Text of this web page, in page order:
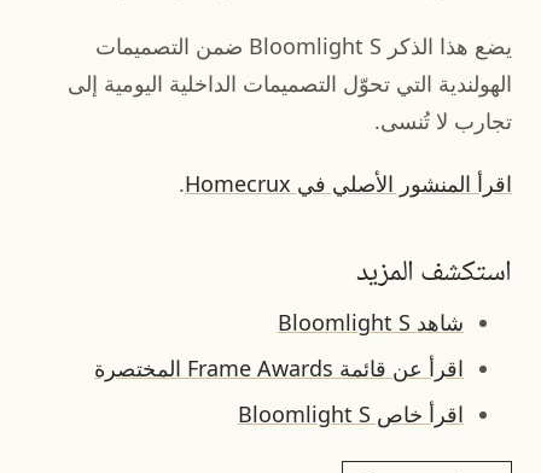
يضع هذا الذكر Bloomlight S ضمن التصميمات
الهولندية التي تحوّل التصميمات الداخلية اليومية إلى
تجارب لا تُنسى.
اقرأ المنشور الأصلي في Homecrux .
استكشف المزيد
شاهد Bloomlight S
اقرأ عن قائمة Frame Awards المختصرة
اقرأ خاص Bloomlight S